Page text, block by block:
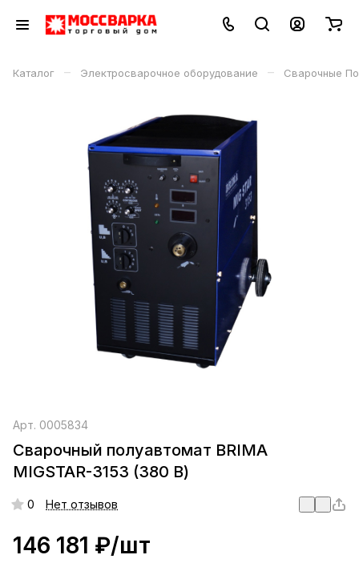
Каталог – Электросварочное оборудование – Сварочные
Арт. 0005834
Сварочный полуавтомат BRIMA
MIGSTAR-3153 (380 В)
0 Нет отзывов
146 181 ₽/шт